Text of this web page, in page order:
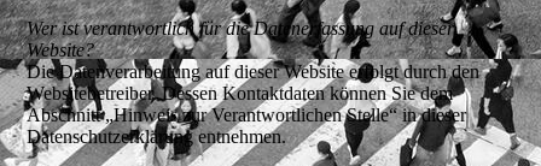
Wer ist verantwortlich für die Datenerfassung auf dieser
Website?
Die Datenverarbeitung auf dieser Website erfolgt durch den
Websitebetreiber. Dessen Kontaktdaten können Sie dem
Abschnitt „Hinweis zur Verantwortlichen Stelle“ in dieser
Datenschutzerklärung entnehmen.